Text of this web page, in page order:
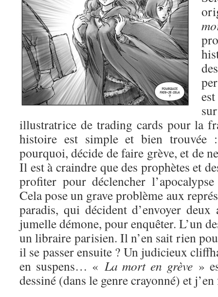
est
illustratrice de trading cards pour la
histoire est simple et bien
pourquoi, décide de faire grève, et de
Il est à craindre que des prophètes et
profiter pour déclencher
Cela pose un grave problème aux
paradis, qui décident d’envoyer deux
jumelle démone, pour enquêter. L’un
un libraire parisien. Il n’en sait rien
il se passer ensuite ? Un judicieux
en suspens… « La mort en grève»
dessiné (dans le genre crayonné) et